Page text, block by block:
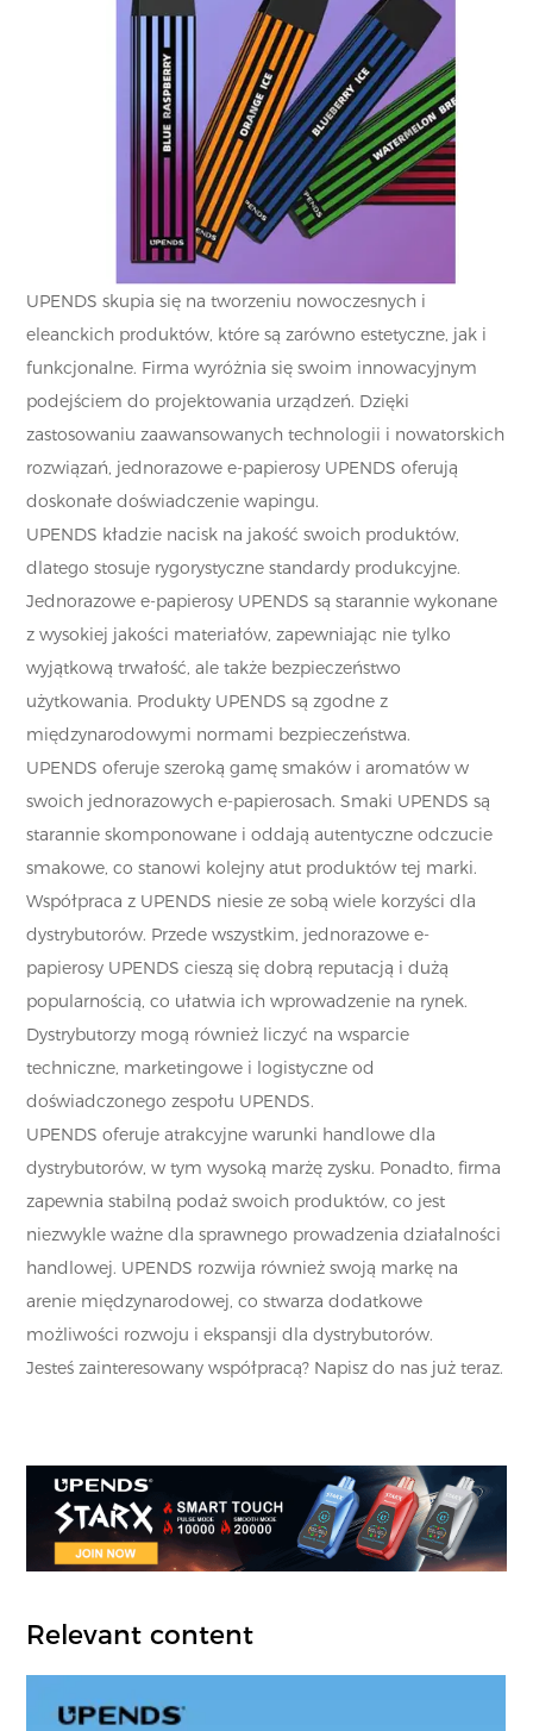
UPENDS skupia się na tworzeniu nowoczesnych i
eleanckich produktów, które są zarówno estetyczne, jak i
funkcjonalne. Firma wyróżnia się swoim innowacyjnym
podejściem do projektowania urządzeń. Dzięki
zastosowaniu zaawansowanych technologii i nowatorskich
rozwiązań, jednorazowe e-papierosy UPENDS oferują
doskonałe doświadczenie wapingu.
UPENDS kładzie nacisk na jakość swoich produktów,
dlatego stosuje rygorystyczne standardy produkcyjne.
Jednorazowe e-papierosy UPENDS są starannie wykonane
z wysokiej jakości materiałów, zapewniając nie tylko
wyjątkową trwałość, ale także bezpieczeństwo
użytkowania. Produkty UPENDS są zgodne z
międzynarodowymi normami bezpieczeństwa.
UPENDS oferuje szeroką gamę smaków i aromatów w
swoich jednorazowych e-papierosach. Smaki UPENDS są
starannie skomponowane i oddają autentyczne odczucie
smakowe, co stanowi kolejny atut produktów tej marki.
Współpraca z UPENDS niesie ze sobą wiele korzyści dla
dystrybutorów. Przede wszystkim, jednorazowe e-
papierosy UPENDS cieszą się dobrą reputacją i dużą
popularnością, co ułatwia ich wprowadzenie na rynek.
Dystrybutorzy mogą również liczyć na wsparcie
techniczne, marketingowe i logistyczne od
doświadczonego zespołu UPENDS.
UPENDS oferuje atrakcyjne warunki handlowe dla
dystrybutorów, w tym wysoką marżę zysku. Ponadto, firma
zapewnia stabilną podaż swoich produktów, co jest
niezwykle ważne dla sprawnego prowadzenia działalności
handlowej. UPENDS rozwija również swoją markę na
arenie międzynarodowej, co stwarza dodatkowe
możliwości rozwoju i ekspansji dla dystrybutorów.
Jesteś zainteresowany współpracą? Napisz do nas już teraz.
Relevant content